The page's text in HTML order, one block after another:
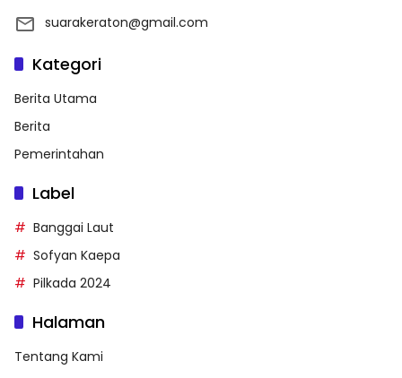
suarakeraton@gmail.com
Kategori
Berita Utama
Berita
Pemerintahan
Label
Banggai Laut
Sofyan Kaepa
Pilkada 2024
Halaman
Tentang Kami